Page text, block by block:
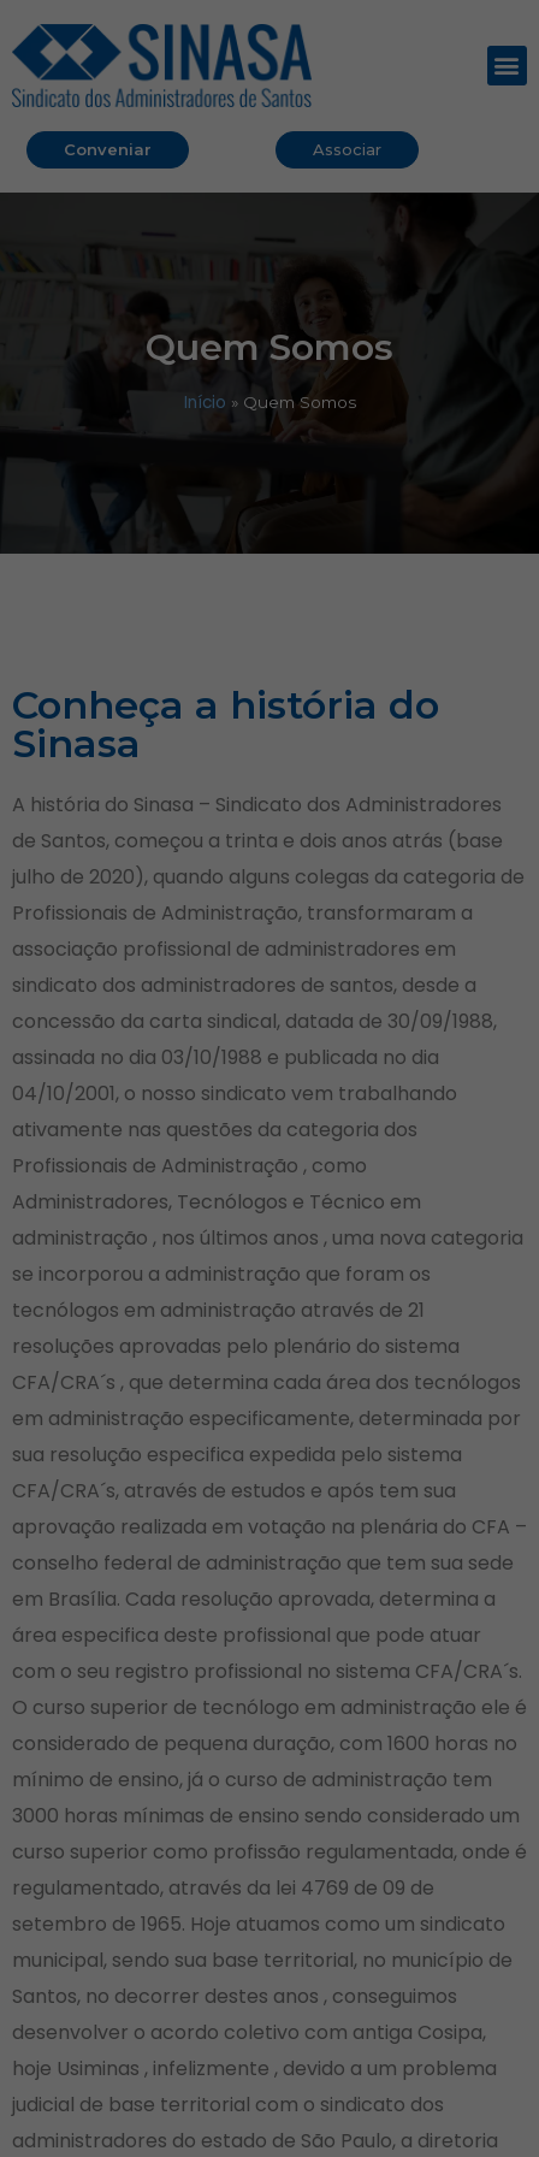
Conveniar Associar
Quem Somos
Início » Quem Somos
Conheça a história do
Sinasa
A história do Sinasa – Sindicato dos Administradores
de Santos, começou a trinta e dois anos atrás (base
julho de 2020), quando alguns colegas da categoria de
Profissionais de Administração, transformaram a
associação profissional de administradores em
sindicato dos administradores de santos, desde a
concessão da carta sindical, datada de 30/09/1988,
assinada no dia 03/10/1988 e publicada no dia
04/10/2001, o nosso sindicato vem trabalhando
ativamente nas questões da categoria dos
Profissionais de Administração , como
Administradores, Tecnólogos e Técnico em
administração , nos últimos anos , uma nova categoria
se incorporou a administração que foram os
tecnólogos em administração através de 21
resoluções aprovadas pelo plenário do sistema
CFA/CRA´s , que determina cada área dos tecnólogos
em administração especificamente, determinada por
sua resolução especifica expedida pelo sistema
CFA/CRA´s, através de estudos e após tem sua
aprovação realizada em votação na plenária do CFA –
conselho federal de administração que tem sua sede
em Brasília. Cada resolução aprovada, determina a
área especifica deste profissional que pode atuar
com o seu registro profissional no sistema CFA/CRA´s.
O curso superior de tecnólogo em administração ele é
considerado de pequena duração, com 1600 horas no
mínimo de ensino, já o curso de administração tem
3000 horas mínimas de ensino sendo considerado um
curso superior como profissão regulamentada, onde é
regulamentado, através da lei 4769 de 09 de
setembro de 1965. Hoje atuamos como um sindicato
municipal, sendo sua base territorial, no município de
Santos, no decorrer destes anos , conseguimos
desenvolver o acordo coletivo com antiga Cosipa,
hoje Usiminas , infelizmente , devido a um problema
judicial de base territorial com o sindicato dos
administradores do estado de São Paulo, a diretoria